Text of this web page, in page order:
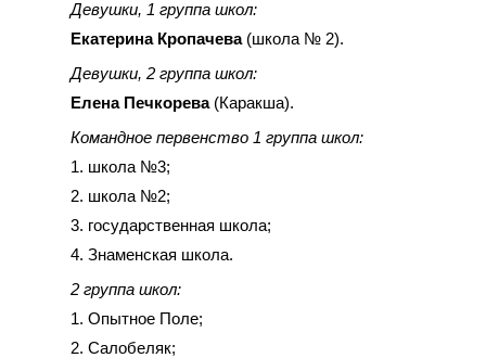
Девушки, 1 группа школ:
Екатерина Кропачева(школа № 2).
Девушки, 2 группа школ:
Елена Печкорева(Каракша).
Командное первенство 1 группа школ:
1. школа №3;
2. школа №2;
3. государственная школа;
4. Знаменская школа.
2 группа школ:
1. Опытное Поле;
2. Салобеляк;